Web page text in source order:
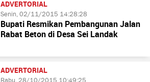
ADVERTORIAL
Senin, 02/11/2015 14:28:28
Bupati Resmikan Pembangunan Jalan
Rabat Beton di Desa Sei Landak
ADVERTORIAL